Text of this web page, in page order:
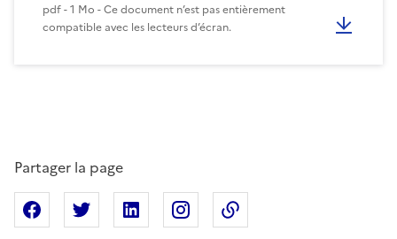
pdf - 1 Mo - Ce document n’est pas entièrement
compatible avec les lecteurs d’écran.
Partager la page
Partager sur Facebook
Partager sur XPartager sur Linkedin
Partager sur Instagram